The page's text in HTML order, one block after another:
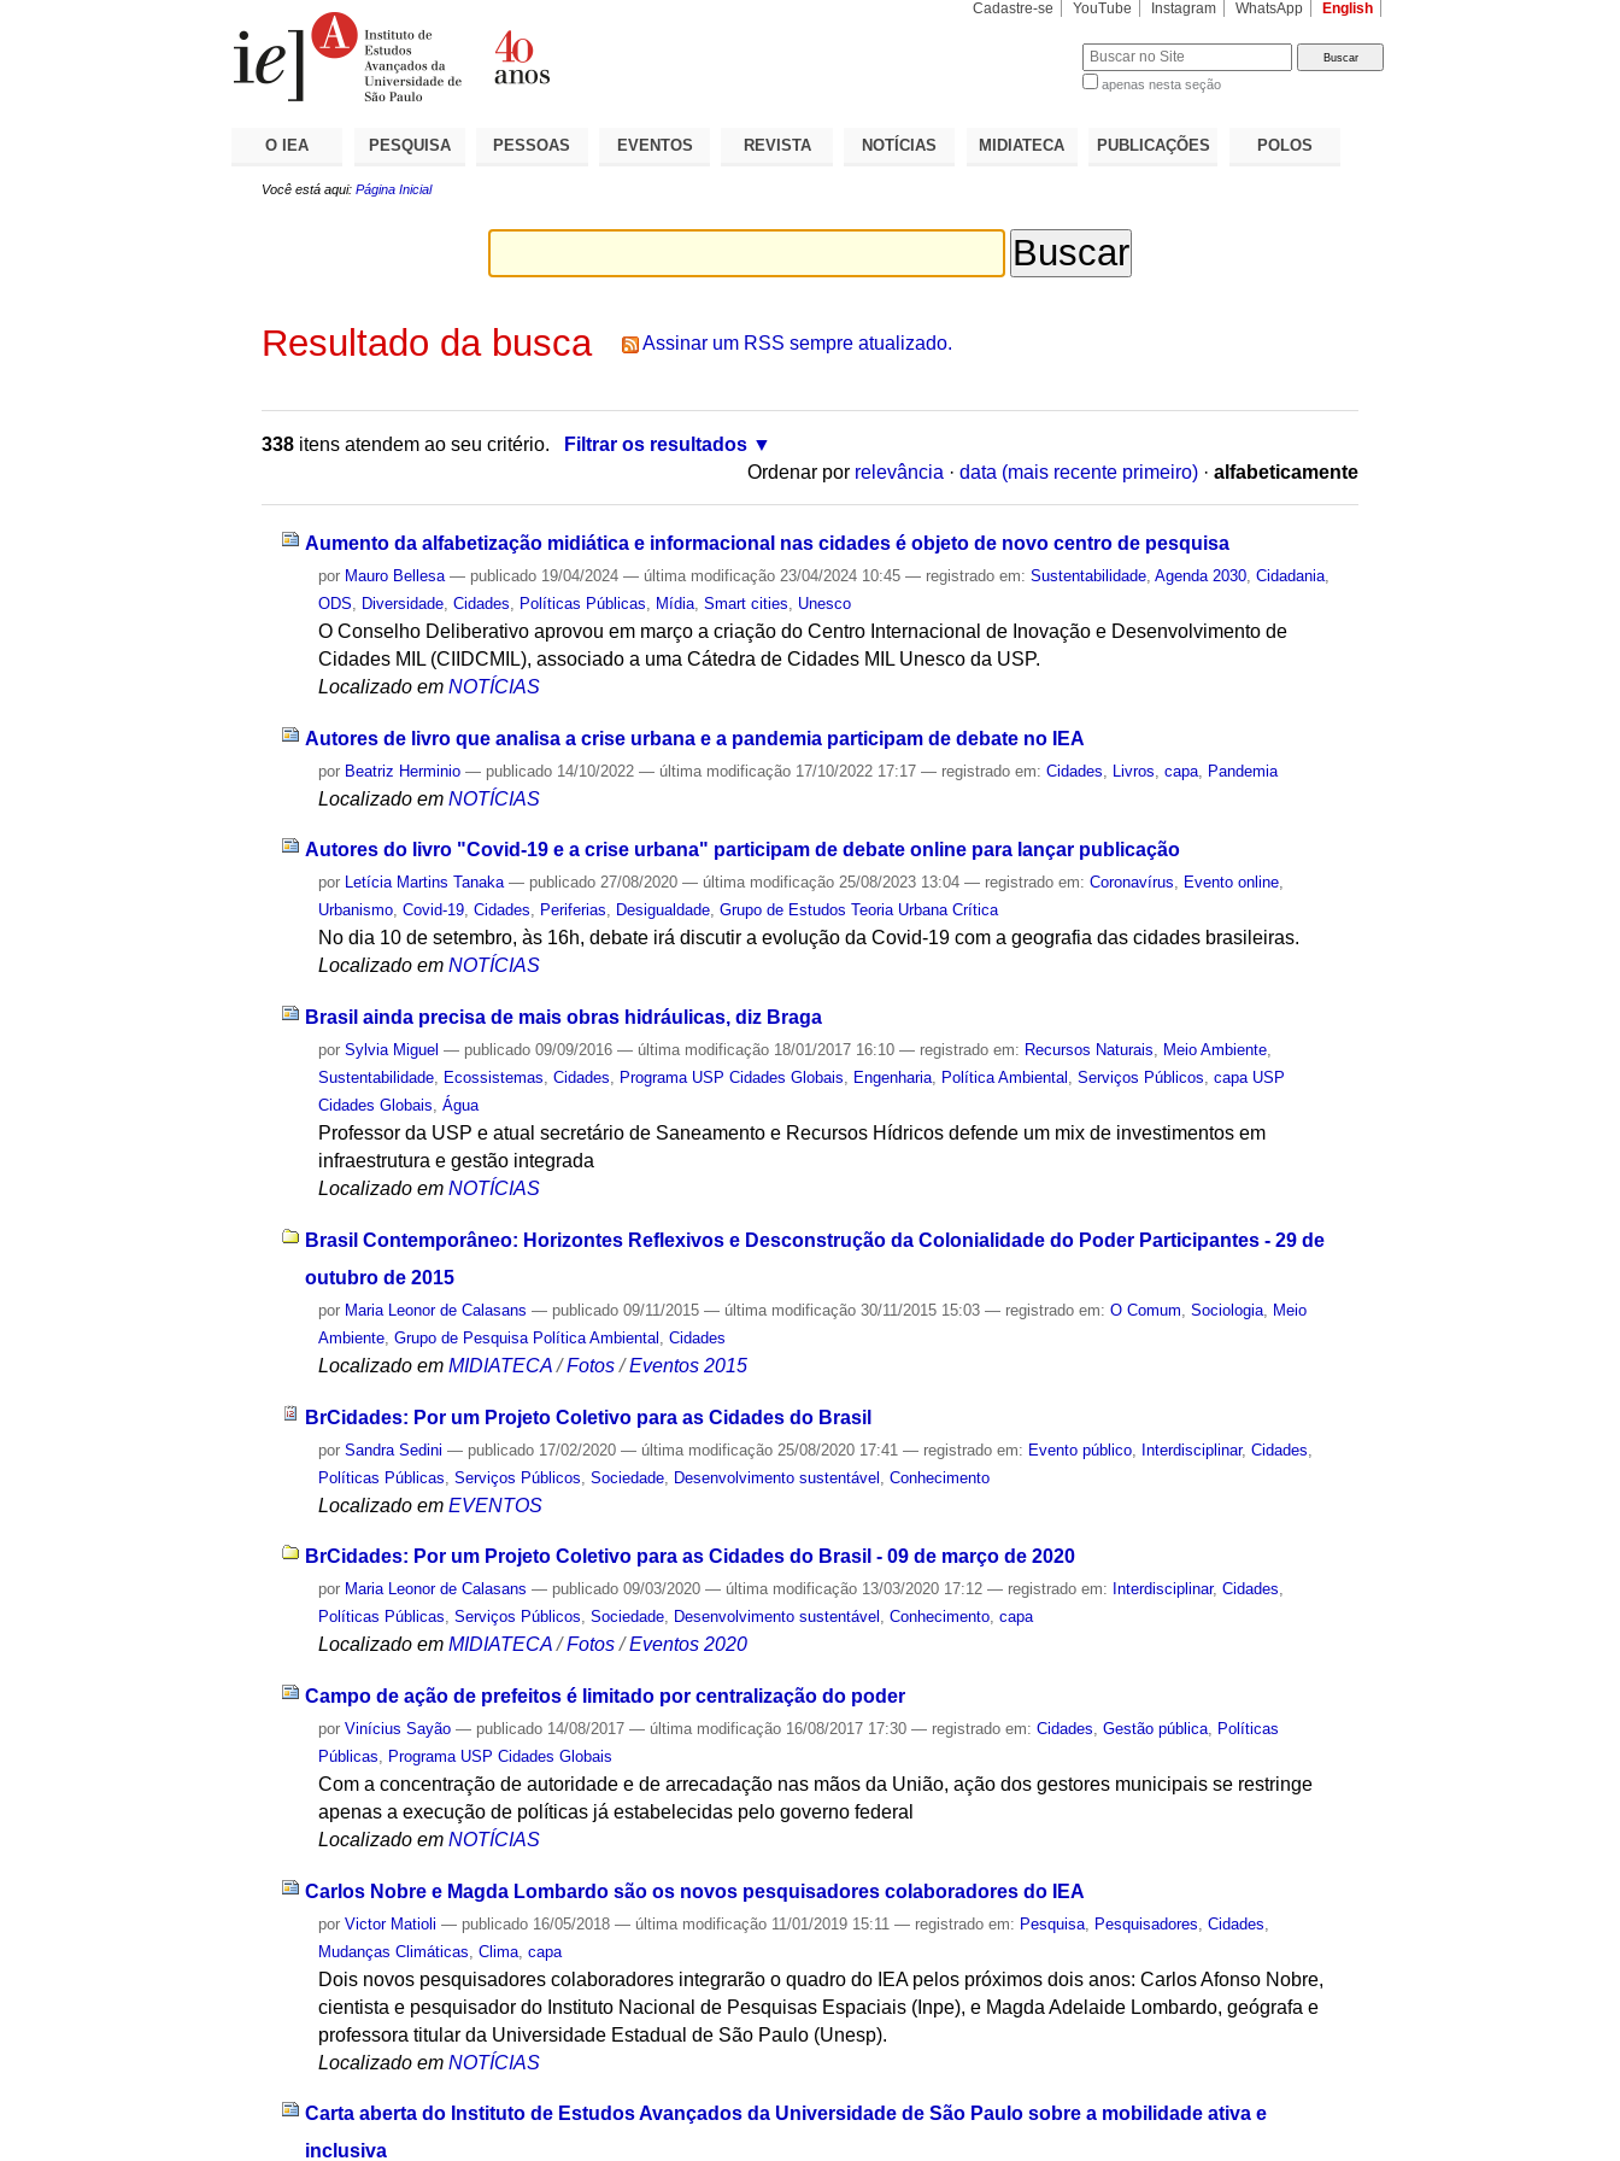
Cadastre-se YouTube Instagram WhatsApp English
apenas nesta seção
O IEA PESQUISA PESSOAS EVENTOS REVISTA NOTÍCIAS MIDIATECA PUBLICAÇÕES POLOS
Você está aqui: Página Inicial
Resultado da busca Assinar um RSS sempre atualizado.
338 itens atendem ao seu critério.
Filtrar os resultados
Ordenar por relevância · data (mais recente primeiro) · alfabeticamente
Aumento da alfabetização midiática e informacional nas cidades é objeto de novo centro de pesquisa
por Mauro Bellesa — publicado 19/04/2024— última modificação 23/04/2024 10:45— registrado em:Sustentabilidade ,Agenda 2030 ,Cidadania
ODS
Diversidade ,Cidades Políticas Públicas Mídia ,Smart cities Unesco
O Conselho Deliberativo aprovou em março a criação do Centro Internacional de Inovação e Desenvolvimento de
Cidades MIL (CIIDCMIL), associado a uma Cátedra de Cidades MIL Unesco da USP.
Localizado em NOTÍCIAS
Autores de livro que analisa a crise urbana e a pandemia participam de debate no IEA
por Beatriz Herminio — publicado 14/10/2022— última modificação 17/10/2022 17:17— registrado em:Cidades Livros ,capa Pandemia
Localizado em NOTÍCIAS
Autores do livro "Covid-19 e a crise urbana" participam de debate online para lançar publicação
por Letícia Martins Tanaka — publicado 27/08/2020— última modificação 25/08/2023 13:04— registrado em:Coronavírus, Evento online,
Urbanismo,Covid-19,Cidades, Periferias, Desigualdade,Grupo de Estudos Teoria Urbana Crítica
No dia 10 de setembro, às 16h, debate irá discutir a evolução da Covid-19 com a geografia das cidades brasileiras.
Localizado em NOTÍCIAS
Brasil ainda precisa de mais obras hidráulicas, diz Braga
porSylvia Miguel — publicado 09/09/2016— última modificação 18/01/2017 16:10— registrado em: Recursos Naturais, Meio Ambiente,
Sustentabilidade, Ecossistemas,Cidades, Programa USP Cidades Globais, Engenharia, Política Ambiental ,Serviços Públicos,capa USP
Cidades Globais,Água
Professor da USP e atual secretário de Saneamento e Recursos Hídricos defende um mix de investimentos em
infraestrutura e gestão integrada
Localizado em NOTÍCIAS
Brasil Contemporâneo: Horizontes Reflexivos e Desconstrução da Colonialidade do Poder Participantes - 29 de
outubro de 2015
por Maria Leonor de Calasans — publicado 09/11/2015— última modificação 30/11/2015 15:03— registrado em:O Comum ,Sociologia
Meio
Ambiente ,Grupo de Pesquisa Política Ambiental ,Cidades
Localizado em MIDIATECA /Fotos /Eventos 2015
BrCidades: Por um Projeto Coletivo para as Cidades do Brasil
porSandra Sedini — publicado 17/02/2020— última modificação 25/08/2020 17:41— registrado em: Evento público Interdisciplinar,Cidades
Políticas Públicas ,Serviços Públicos ,Sociedade Desenvolvimento sustentável ,Conhecimento
Localizado em EVENTOS
BrCidades: Por um Projeto Coletivo para as Cidades do Brasil - 09 de março de 2020
por Maria Leonor de Calasans — publicado 09/03/2020— última modificação 13/03/2020 17:12— registrado em: Interdisciplinar,Cidades,
Políticas Públicas,Serviços Públicos,Sociedade, Desenvolvimento sustentável ,Conhecimento,capa
Localizado em MIDIATECA /Fotos /Eventos 2020
Campo de ação de prefeitos é limitado por centralização do poder
porVinícius Sayão — publicado 14/08/2017— última modificação 16/08/2017 17:30— registrado em:Cidades ,Gestão pública
Políticas
Públicas
Programa USP Cidades Globais
Com a concentração de autoridade e de arrecadação nas mãos da União, ação dos gestores municipais se restringe
apenas a execução de políticas já estabelecidas pelo governo federal
Localizado em NOTÍCIAS
Carlos Nobre e Magda Lombardo são os novos pesquisadores colaboradores do IEA
porVictor Matioli — publicado 16/05/2018— última modificação 11/01/2019 15:11— registrado em: Pesquisa Pesquisadores ,Cidades
Mudanças Climáticas ,Clima ,capa
Dois novos pesquisadores colaboradores integrarão o quadro do IEA pelos próximos dois anos: Carlos Afonso Nobre,
cientista e pesquisador do Instituto Nacional de Pesquisas Espaciais (Inpe), e Magda Adelaide Lombardo, geógrafa e
professora titular da Universidade Estadual de São Paulo (Unesp).
Localizado em NOTÍCIAS
Carta aberta do Instituto de Estudos Avançados da Universidade de São Paulo sobre a mobilidade ativa e
inclusiva